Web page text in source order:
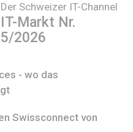
Der Schweizer IT-Channel
IT-Markt Nr.
5/2026
- wo das
Swissconnect von